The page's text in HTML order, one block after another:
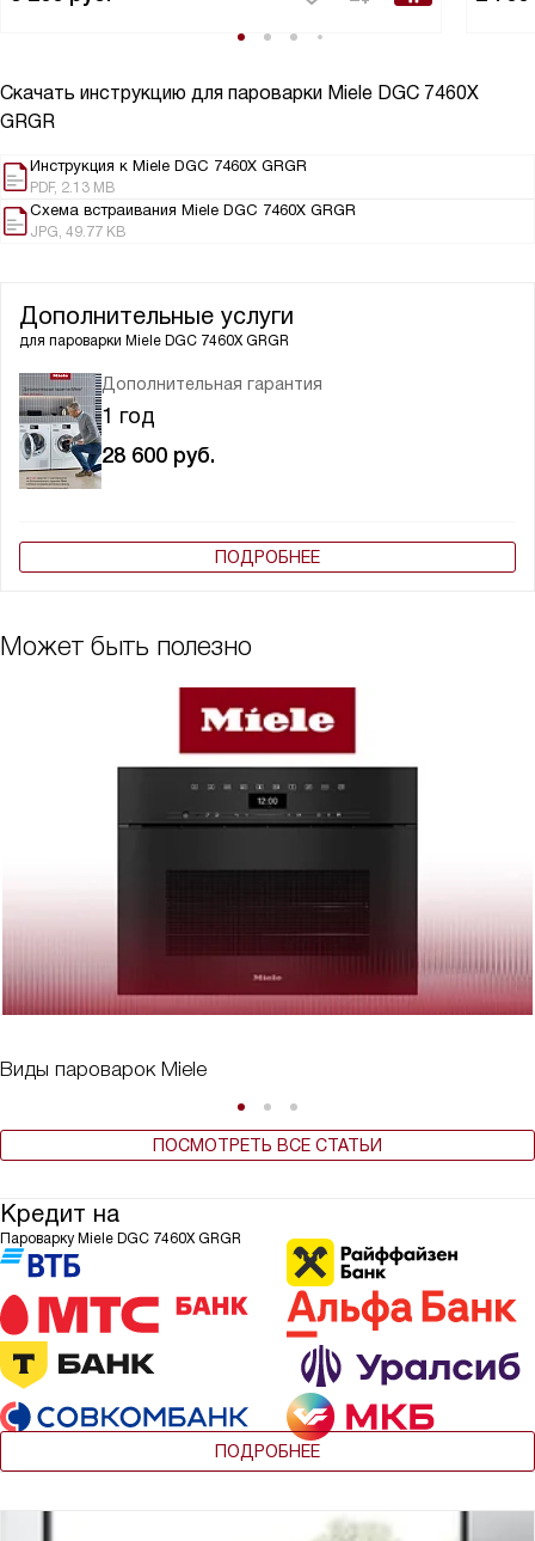
Скачать инструкцию для пароварки Miele DGC 7460X
GRGR
Инструкция к Miele DGC 7460X GRGR
PDF, 2.13 MB
Схема встраивания Miele DGC 7460X GRGR
JPG, 49.77 KB
Дополнительные услуги
для пароварки Miele DGC 7460X GRGR
Дополнительная гарантия
1 год
28 600 руб.
ПОДРОБНЕЕ
Может быть полезно
Виды пароварок Miele
ПОСМОТРЕТЬ ВСЕ СТАТЬИ
Кредит на
Пароварку Miele DGC 7460X GRGR
ПОДРОБНЕЕ